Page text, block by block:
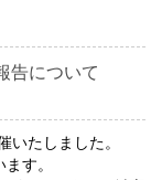
告について
いたしました。
す。